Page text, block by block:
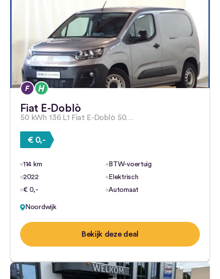
Fiat E-Doblò
50 kWh 136 L1 Fiat E-Doblò 50…
€ 0,-
114 km
BTW-voertuig
2022
Elektrisch
€ 0,-
Automaat
Noordwijk
Bekijk deze deal